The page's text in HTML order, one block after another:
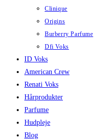
Clinique
Origins
Burberry Parfume
Dfi Voks
ID Voks
American Crew
Renati Voks
Hårprodukter
Parfume
Hudpleje
Blog